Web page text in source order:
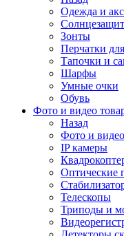
Одежда и
Зонты
Перчатки
Тапочки и
Шарфы
Умные очки
Обувь
Фото и видео
Назад
Фото и
IP камеры
Оптические
Телескопы
Триподы и